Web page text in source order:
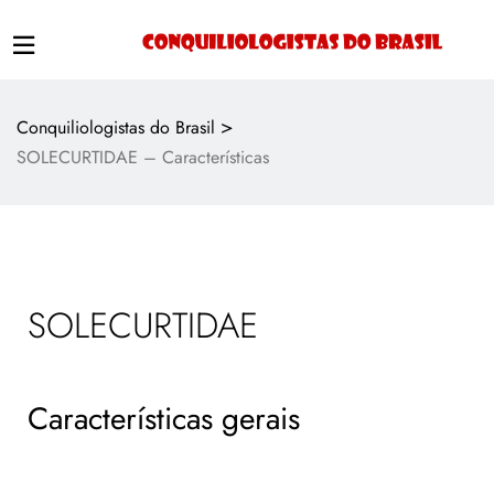
Conquiliologistas do Brasil >
SOLECURTIDAE – Características
SOLECURTIDAE
Características gerais